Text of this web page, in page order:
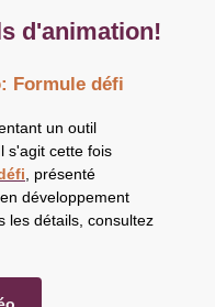
d'animation!
Formule défi
un outil
s'agit cette fois
, présenté
en développement
les détails, consultez